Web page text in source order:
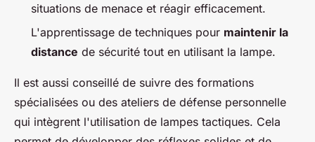
situations de menace et réagir efficacement.
L'apprentissage de techniques pour maintenir la
distance de sécurité tout en utilisant la lampe.
Il est aussi conseillé de suivre des formations
spécialisées ou des ateliers de défense personnelle
qui intègrent l'utilisation de lampes tactiques. Cela